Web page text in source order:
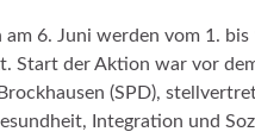
6. Juni werden vom 1.
Start der Aktion war vor
(SPD),
Integration und